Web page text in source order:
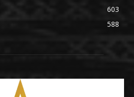
603
588